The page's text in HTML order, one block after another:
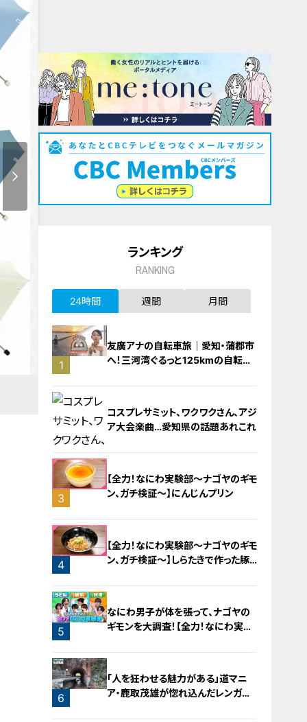
ランキング
RANKING
24時間 週間 月間
1
友廣アナの自転車旅｜愛知・蒲郡市
へ！三河湾ぐるっと125kmの自転車
2
コスプレサミット、ワクワクさん、アジ
ア大会楽曲…愛知県の話題あれこれ
3
【全力！なにわ実験部～ナゴヤのギモ
ン、ガチ検証～】にんじんプリン
4
【全力！なにわ実験部～ナゴヤのギモ
ン、ガチ検証～】しらたきで作った豚
5
なにわ男子が体を張って、ナゴヤの
ギモンを大調査！【全力！なにわ実験
6
「人を狂わせる魅力がある」道マニ
ア・鹿取茂雄が惚れ込んだレンガの